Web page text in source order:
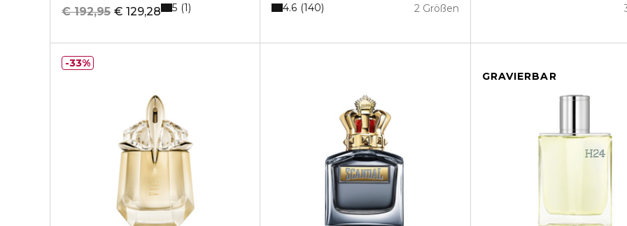
€ 129,28
€ 192,95 5 1 2 Größen
4.6 140
33%
GRAVIERBAR